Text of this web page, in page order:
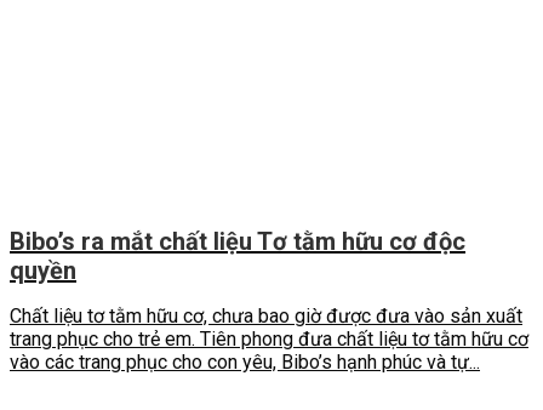
Bibo’s ra mắt chất liệu Tơ tằm hữu cơ độc
quyền
Chất liệu tơ tằm hữu cơ, chưa bao giờ được đưa vào sản xuất
trang phục cho trẻ em. Tiên phong đưa chất liệu tơ tằm hữu cơ
vào các trang phục cho con yêu, Bibo’s hạnh phúc và tự...